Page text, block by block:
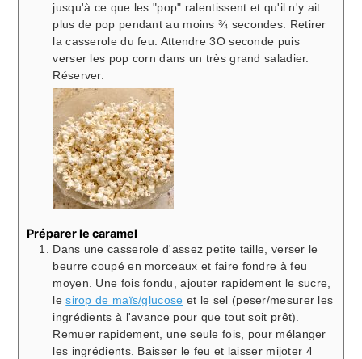
jusqu'à ce que les "pop" ralentissent et qu'il n'y ait
plus de pop pendant au moins ¾ secondes. Retirer
la casserole du feu. Attendre 3O seconde puis
verser les pop corn dans un très grand saladier.
Réserver.
Préparer le caramel
Dans une casserole d'assez petite taille, verser le
beurre coupé en morceaux et faire fondre à feu
moyen. Une fois fondu, ajouter rapidement le sucre,
lesirop de maïs/glucose et le sel (peser/mesurer les
ingrédients à l'avance pour que tout soit prêt).
Remuer rapidement, une seule fois, pour mélanger
les ingrédients. Baisser le feu et laisser mijoter 4